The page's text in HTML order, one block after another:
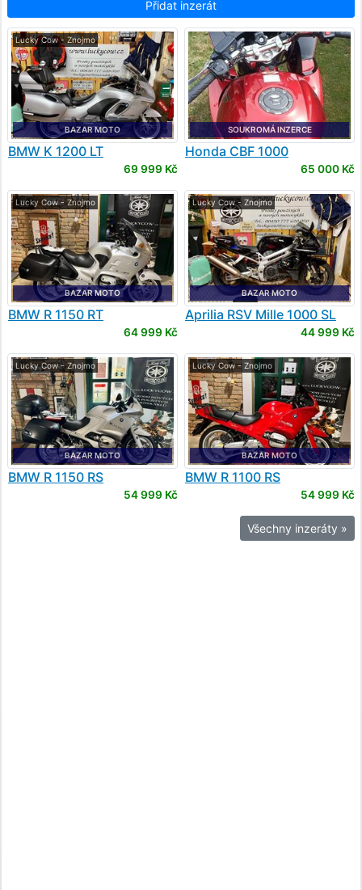
Přidat inzerát
Lucky Cow - Znojmo
BAZAR MOTO
BMW K 1200 LT
69 999 Kč
SOUKROMÁ INZERCE
Honda CBF 1000
65 000 Kč
Lucky Cow - Znojmo
BAZAR MOTO
BMW R 1150 RT
64 999 Kč
Lucky Cow - Znojmo
BAZAR MOTO
Aprilia RSV Mille 1000 SL
44 999 Kč
Lucky Cow - Znojmo
BAZAR MOTO
BMW R 1150 RS
54 999 Kč
Lucky Cow - Znojmo
BAZAR MOTO
BMW R 1100 RS
54 999 Kč
Všechny inzeráty »